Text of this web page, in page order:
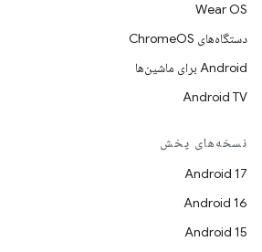
Wear OS
دستگاه‌های ChromeOS
Android برای ماشین‌ها
Android TV
نسخه‌های پخش
Android 17
Android 16
Android 15